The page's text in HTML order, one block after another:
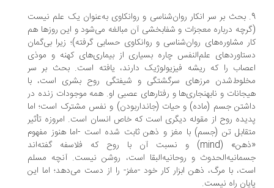
9. بحث بر سر انکار روان‌شناسی و روانکاوی به‌عنوان یک علم نیست
درباره معجزات و شفابخشی آن مبالغه می‌شود و این روزها هم
مشاوره‌های روان‌شناسی و روانکاوی حسابی گرفته)؛ زیرا بی‌گمان
علم‌النفس چاره بسیاری از بیماری‌های کهنه و موذی
را که ریشه فیزیولوژیک دارند، یافته است. بحث بر سر
مرزهای سرگشتگی و شیفتگی روح بشری است، با
و نا‌بهنجاری‌ها و رفتارهای عصبی او. همه موجودات زنده در
جسم (ماده) و حیات (جاندار‌بودن) و نفس مشترک است؛ اما
روح از مقوله دیگری است که خاص انسان است. امروزه تأثیر
تن (جسم) با مغز و ذهن ثابت شده است -اما هنوز مفهوم
«ذهن» (mind) و نسبت آن با روح که فلاسفه گفته‌اند
و روحانیه‌البقا است، روشن نیست. آنچه مسلم
با مرگ، ذهن ابزار کار خود -مغز- را از دست می‌دهد؛ اما این
راه نیست.